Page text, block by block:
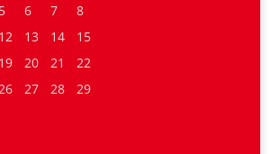
5 6 7
8
12 13 14
15
19 20 21
22
26 27 28
29